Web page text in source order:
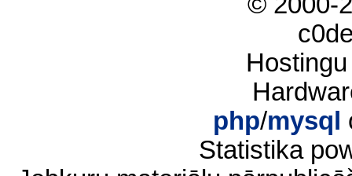
php/mysql
Statistika